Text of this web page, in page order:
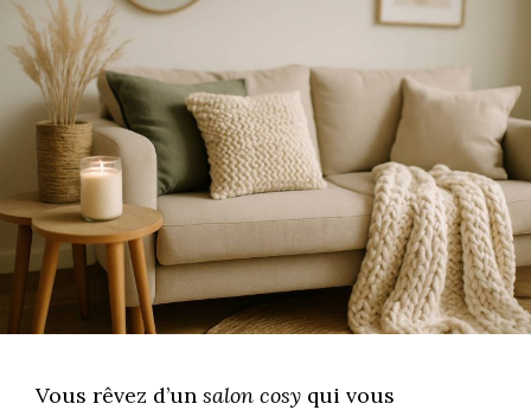
Vous rêvez d’un salon cosy qui vous